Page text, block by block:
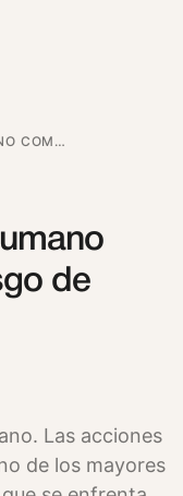
COMPORTAMIENTO HUMANO COMO EL MAYOR RIESGO DE CIBERSEGURIDAD
de
Las acciones
de los mayores